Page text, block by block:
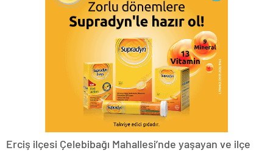
Erciş ilçesi Çelebibağı Mahallesi’nde yaşayan ve ilçe